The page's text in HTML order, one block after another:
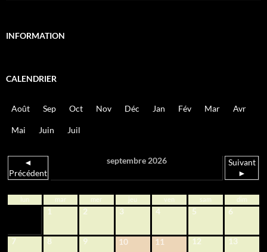
INFORMATION
CALENDRIER
Août Sep Oct Nov Déc Jan Fév Mar Avr
Mai Juin Juil
◄
Précédent
septembre 2026
Suivant
►
lun mar mer jeu ven sam dim
1 2 3 4 5 6
7 8 9 10 11 12 13